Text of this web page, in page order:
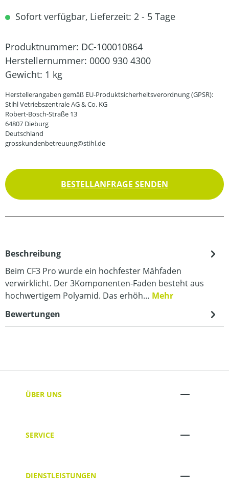
Sofort verfügbar, Lieferzeit: 2 - 5 Tage
Produktnummer: DC-100010864
Herstellernummer: 0000 930 4300
Gewicht: 1 kg
Herstellerangaben gemäß EU-Produktsicherheitsverordnung (GPSR):
Stihl Vetriebszentrale AG & Co. KG
Robert-Bosch-Straße 13
64807 Dieburg
Deutschland
grosskundenbetreuung@stihl.de
BESTELLANFRAGE SENDEN
Beschreibung
Beim CF3 Pro wurde ein hochfester Mähfaden
verwirklicht. Der 3Komponenten-Faden besteht aus
hochwertigem Polyamid. Das erhöh… Mehr
Bewertungen
ÜBER UNS
SERVICE
DIENSTLEISTUNGEN